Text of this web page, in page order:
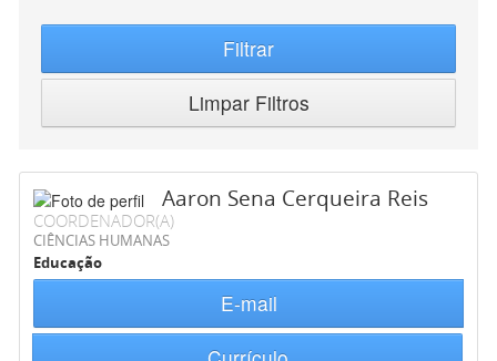
Filtrar
Limpar Filtros
Aaron Sena Cerqueira Reis
COORDENADOR(A)
CIÊNCIAS HUMANAS
Educação
E-mail